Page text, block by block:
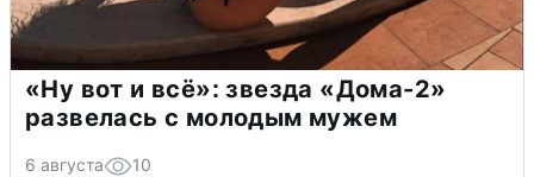
«Ну вот и всё»: звезда «Дома-2»
развелась с молодым мужем
6 августа 10